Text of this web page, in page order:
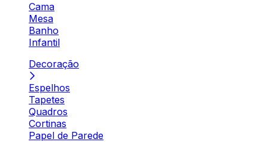
Cama
Mesa
Banho
Infantil
Decoração
Espelhos
Tapetes
Quadros
Cortinas
Papel de Parede